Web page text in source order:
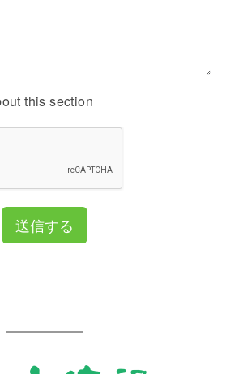
this section
送信する